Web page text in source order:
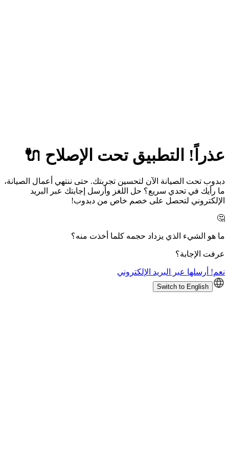
عذراً! التطبيق تحت الإصلاح 🔌
دبدوب تحت الصيانة الآن لتحسين تجربتك. حتى ننتهي أعمال الصيانة،
ما رأيك في تحدي سريع؟ حل اللغز وأرسل إجابتك عبر البريد
الإلكتروني لتحصل على خصم خاص من دبدوب!
🤔
ما هو الشيء الذي يزداد حجمه كلما أخذت منه؟
عرفت الإجابة؟
نعم! أرسلها عبر البريد الإلكتروني
Switch to English